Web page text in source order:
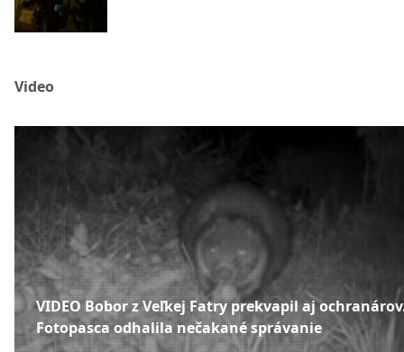
Video
VIDEO Bobor z Veľkej Fatry prekvapil aj
Fotopasca odhalila nečakané správanie